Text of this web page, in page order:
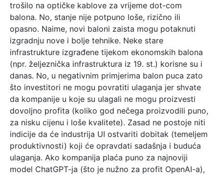
trošilo na optičke kablove za vrijeme dot-com
balona. No, stanje nije potpuno loše, rizično ili
opasno. Naime, novi baloni zaista mogu potaknuti
izgradnju nove i bolje tehnike. Neke stare
infrastrukture izgrađene tijekom ekonomskih balona
(npr. željeznička infrastruktura iz 19. st.) korisne su i
danas. No, u negativnim primjerima balon puca zato
što investitori ne mogu povratiti ulaganja jer shvate
da kompanije u koje su ulagali ne mogu proizvesti
dovoljno profita (koliko god nečega proizvodili puno,
za nisku cijenu i loše kvalitete). Zasad ne postoje niti
indicije da će industrija UI ostvariti dobitak (temeljem
produktivnosti) koji će opravdati sadašnja i buduća
ulaganja. Ako kompanija plaća puno za najnoviji
model ChatGPT-ja (što je nužno za profit OpenAI-a),